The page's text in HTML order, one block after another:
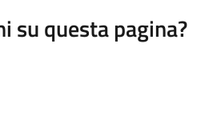
su questa pagina?